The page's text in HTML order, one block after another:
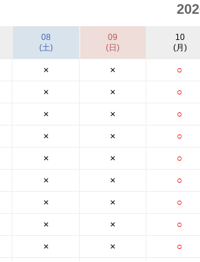
08
(土)
×
×
×
×
×
×
×
×
×
09
(日)
×
×
×
×
×
×
×
×
×
10
(月)
○
○
○
○
○
○
○
○
○